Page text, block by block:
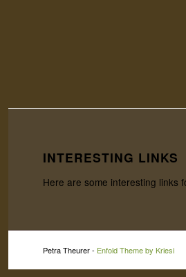
INTERESTING LINKS
Here are some interesting links
Petra Theurer - Enfold Theme by Kriesi